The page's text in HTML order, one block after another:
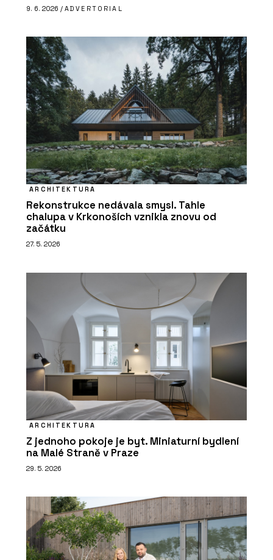
9. 6. 2026 / ADVERTORIAL
ARCHITEKTURA
Rekonstrukce nedávala smysl. Tahle
chalupa v Krkonoších vznikla znovu od
začátku
27. 5. 2026
ARCHITEKTURA
Z jednoho pokoje je byt. Miniaturní bydlení
na Malé Straně v Praze
29. 5. 2026